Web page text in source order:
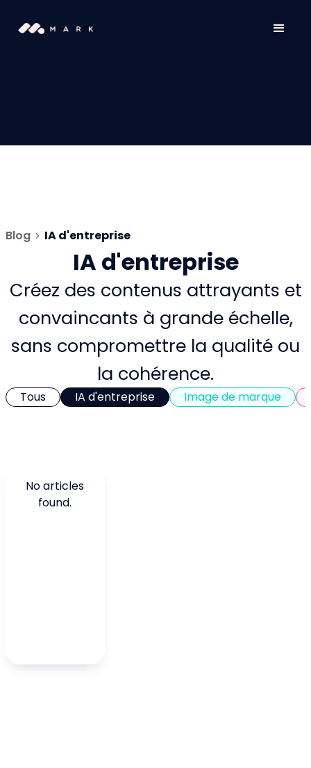
Blog IA d'entreprise
IA d'entreprise
Créez des contenus attrayants et
convaincants à grande échelle,
sans compromettre la qualité ou
la cohérence.
Tous IA d'entreprise Image de marque
No articles
found.